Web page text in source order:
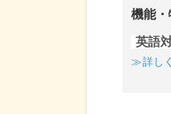
機能・
英語
詳し